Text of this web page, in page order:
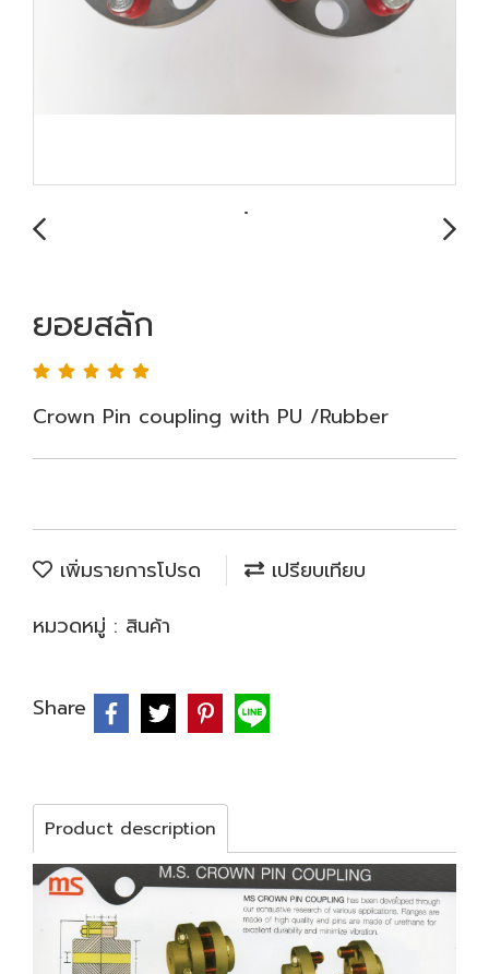
ยอยสลัก
Crown Pin coupling with PU /Rubber
เพิ่มรายการโปรด
เปรียบเทียบ
หมวดหมู่ : สินค้า
Share
Product description